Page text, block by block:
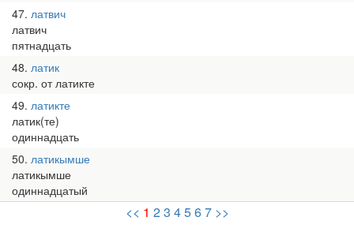
47 латвич
латвич
пятнадцать
48 латик
сокр. от латикте
49 латикте
латик(те)
одиннадцать
50 латикымше
латикымше
одиннадцатый
<< 1 23 4567 >>